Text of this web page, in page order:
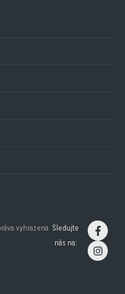
vyhrazena Sledujte
nás na: